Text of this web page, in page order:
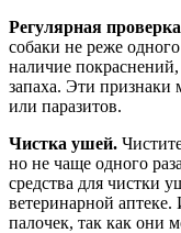
Регулярная
собаки не реже
наличие
запаха. Эти признаки
или паразитов.
Чистка ушей.
но не чаще одного
средства для чистки
ветеринарной аптеке.
палочек, так как они